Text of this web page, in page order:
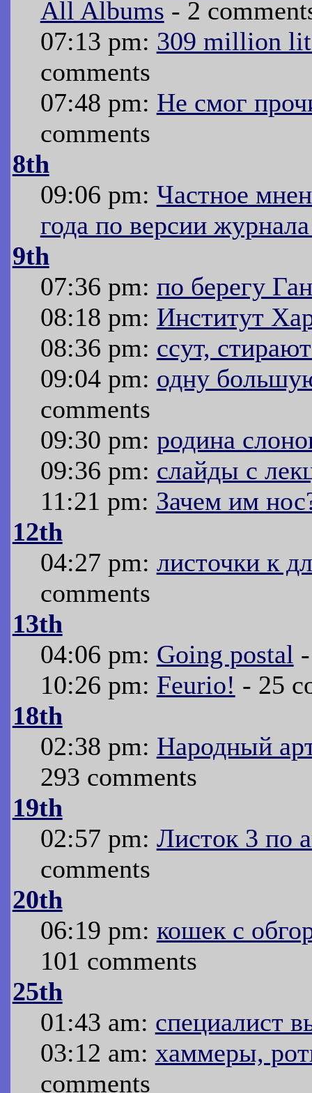
All Albums - 2
07:13 pm: 309 million
comments
07:48 pm: Не смог
comments
8th
09:06 pm: Частное
года по версии
9th
07:36 pm: по берегу
08:18 pm: Институт
08:36 pm: ссут,
09:04 pm: одну
comments
09:30 pm: родина
09:36 pm: слайды с
11:21 pm: Зачем им
12th
04:27 pm: листочки к
comments
13th
04:06 pm: Going postal
10:26 pm: Feurio! - 25
18th
02:38 pm: Народный
293 comments
19th
02:57 pm: Листок 3 по
comments
20th
06:19 pm: кошек с
101 comments
25th
01:43 am: специалист
03:12 am: хаммеры,
comments